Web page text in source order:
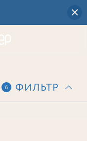
6 ФИЛЬТР